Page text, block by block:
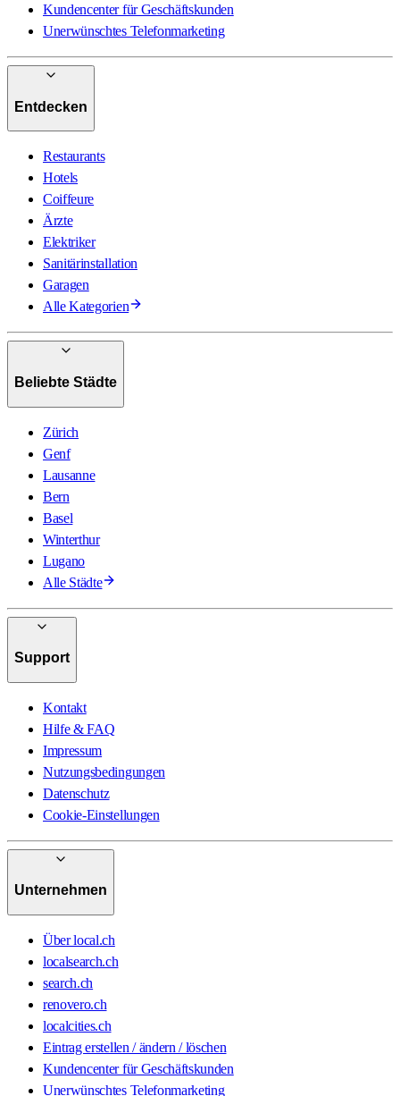
Kundencenter für Geschäftskunden
Unerwünschtes Telefonmarketing
Entdecken
Restaurants
Hotels
Coiffeure
Ärzte
Elektriker
Sanitärinstallation
Garagen
Alle Kategorien
Beliebte Städte
Zürich
Genf
Lausanne
Bern
Basel
Winterthur
Lugano
Alle Städte
Support
Kontakt
Hilfe & FAQ
Impressum
Nutzungsbedingungen
Datenschutz
Cookie-Einstellungen
Unternehmen
Über local.ch
localsearch.ch
search.ch
renovero.ch
localcities.ch
Eintrag erstellen / ändern / löschen
Kundencenter für Geschäftskunden
Unerwünschtes Telefonmarketing